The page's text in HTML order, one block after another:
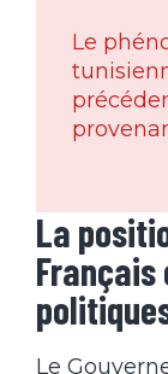
Le
La
Le